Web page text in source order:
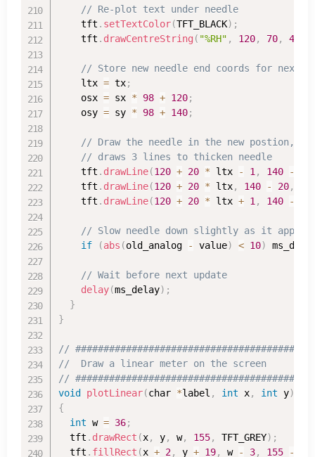
// Re-plot text under needle
    tft
. setTextColor(TFT_BLACK) ;
    tft
. drawCentreString ( "%RH" , 120, 70, 4
// Store new needle end coords for next
    ltx
= tx;
    osx
= sx * 98 + 120;
    osy
= sy * 98 + 140;
// Draw the needle in the new postion,
// draws 3 lines to thicken needle
    tft
. drawLine(120 + 20 * ltx - 1 , 140 -
    tft
. drawLine(120 + 20 * ltx, 140 - 20,
    tft
. drawLine(120 + 20 * ltx + 1 , 140 -
// Slow needle down slightly as it
if
(abs (old_analog - value) < 10)
// Wait before next update
delay(ms_delay) ;
}
}
//
//  Draw a linear meter on the screen
//
void
plotLinear(char *label , int x, int y)
{
int w = 36;
  tft
. drawRect (x, y, w, 155, TFT_GREY) ;
  tft
. fillRect (x + 2, y + 19, w - 3, 155 -